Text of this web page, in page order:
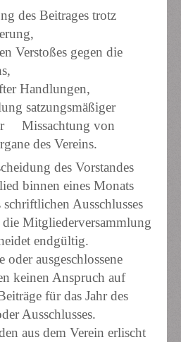
des Beitrages trotz
Verstoßes gegen die
Handlungen,
satzungsmäßiger
Missachtung von
des Vereins.
des Vorstandes
binnen eines Monats
Ausschlusses
die Mitgliederversammlung
endgültig.
oder ausgeschlossene
keinen Anspruch auf
für das Jahr des
Ausschlusses.
aus dem Verein erlischt